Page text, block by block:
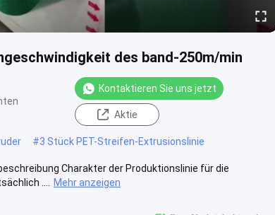
des band-250m/min
Kontaktieren Sie uns jetzt
Aktie
#3 Stück PET-Streifen-Extrusionslinie
Charakter der Produktionslinie für die
....
Mehr anzeigen